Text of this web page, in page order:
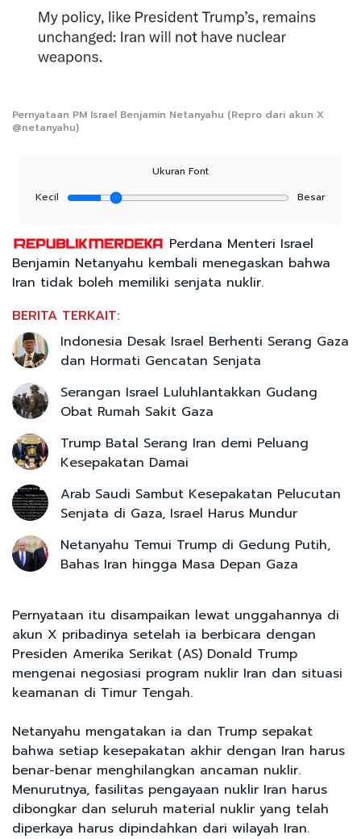
Pernyataan PM Israel Benjamin Netanyahu (Repro dari akun X
@netanyahu)
Ukuran Font
Kecil
Besar
Perdana Menteri Israel
Benjamin Netanyahu kembali menegaskan bahwa
Iran tidak boleh memiliki senjata nuklir.
BERITA TERKAIT:
Indonesia Desak Israel Berhenti Serang Gaza
dan Hormati Gencatan Senjata
Serangan Israel Luluhlantakkan Gudang
Obat Rumah Sakit Gaza
Trump Batal Serang Iran demi Peluang
Kesepakatan Damai
Arab Saudi Sambut Kesepakatan Pelucutan
Senjata di Gaza, Israel Harus Mundur
Netanyahu Temui Trump di Gedung Putih,
Bahas Iran hingga Masa Depan Gaza
Pernyataan itu disampaikan lewat unggahannya di
akun X pribadinya setelah ia berbicara dengan
Presiden Amerika Serikat (AS) Donald Trump
mengenai negosiasi program nuklir Iran dan situasi
keamanan di Timur Tengah.
Netanyahu mengatakan ia dan Trump sepakat
bahwa setiap kesepakatan akhir dengan Iran harus
benar-benar menghilangkan ancaman nuklir.
Menurutnya, fasilitas pengayaan nuklir Iran harus
dibongkar dan seluruh material nuklir yang telah
diperkaya harus dipindahkan dari wilayah Iran.